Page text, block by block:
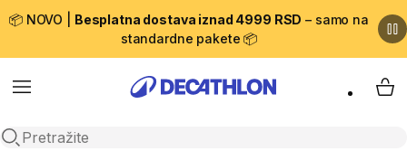
📦 NOVO | Besplatna dostava iznad 4999 RSD – samo na
standardne pakete 📦
Menu
Open search
My